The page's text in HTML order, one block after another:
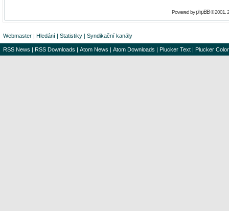
Powered byphpBB© 2001,
Webmaster | Hledání | Statistiky | Syndikační kanály
RSS News | RSS Downloads | Atom News | Atom Downloads | Plucker Text | Plucker Color